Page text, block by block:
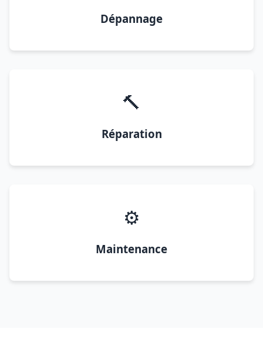
Dépannage
🔨
Réparation
⚙️
Maintenance